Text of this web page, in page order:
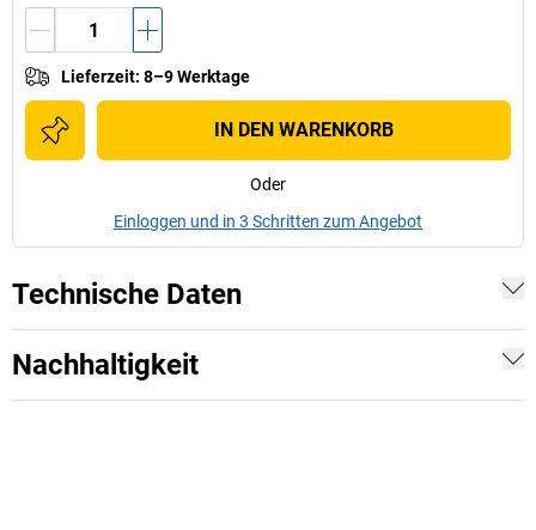
Lieferzeit: 8–9 Werktage
IN DEN WARENKORB
Oder
Einloggen und in 3 Schritten zum Angebot
Technische Daten
Nachhaltigkeit